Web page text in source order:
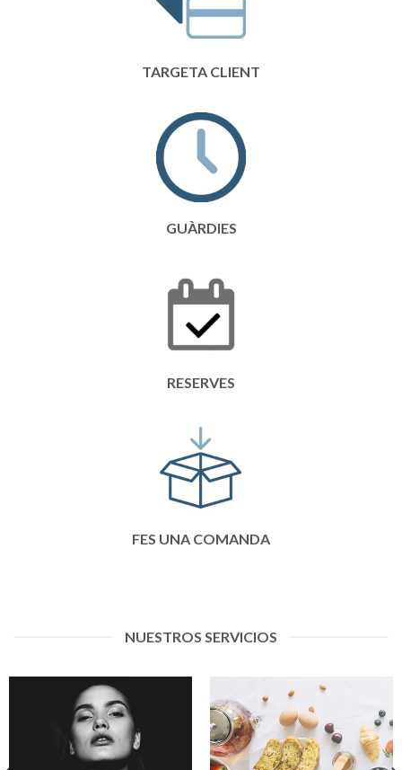
TARGETA CLIENT
GUÀRDIES
RESERVES
FES UNA COMANDA
NUESTROS SERVICIOS